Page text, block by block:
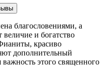
благословениями, а
величие и богатство
красиво
дополнительный
этого священного